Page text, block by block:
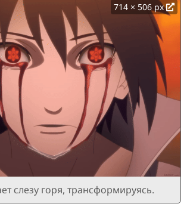
714 × 506 px
слезу горя, трансформируясь.